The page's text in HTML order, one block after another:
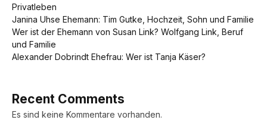
Privatleben
Janina Uhse Ehemann: Tim Gutke, Hochzeit, Sohn und Familie
Wer ist der Ehemann von Susan Link? Wolfgang Link, Beruf
und Familie
Alexander Dobrindt Ehefrau: Wer ist Tanja Käser?
Recent Comments
Es sind keine Kommentare vorhanden.